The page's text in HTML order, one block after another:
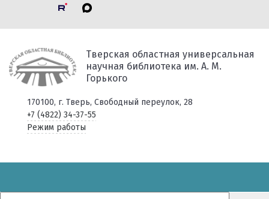
Тверская областная универсальная
научная библиотека им. А. М.
Горького
170100, г. Тверь, Свободный переулок, 28
+7 (4822) 34-37-55
Режим работы